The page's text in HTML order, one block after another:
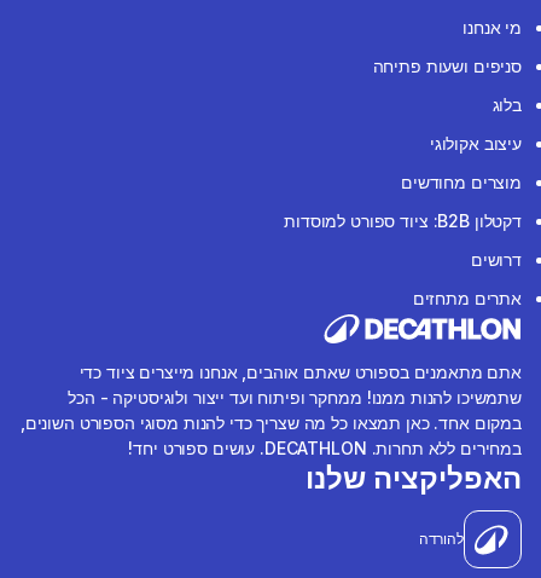
מי אנחנו
סניפים ושעות פתיחה
בלוג
עיצוב אקולוגי
מוצרים מחודשים
דקטלון B2B: ציוד ספורט למוסדות
דרושים
אתרים מתחזים
אתם מתאמנים בספורט שאתם אוהבים, אנחנו מייצרים ציוד כדי
שתמשיכו להנות ממנו! ממחקר ופיתוח ועד ייצור ולוגיסטיקה - הכל
במקום אחד. כאן תמצאו כל מה שצריך כדי להנות מסוגי הספורט השונים,
במחירים ללא תחרות. DECATHLON. עושים ספורט יחד!
האפליקציה שלנו
להורדה